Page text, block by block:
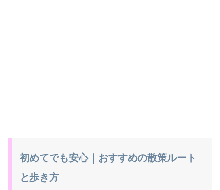
初めてでも安心｜おすすめの散策ルート
と歩き方